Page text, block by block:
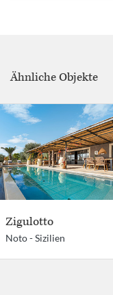
Ähnliche Objekte
Zigulotto
Noto -Sizilien